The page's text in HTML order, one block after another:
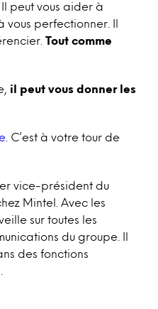
peut vous aider à
vous perfectionner. Il
Tout comme
il peut vous donner les
C’est à votre tour de
vice-président du
Mintel. Avec les
sur toutes les
du groupe. Il
des fonctions